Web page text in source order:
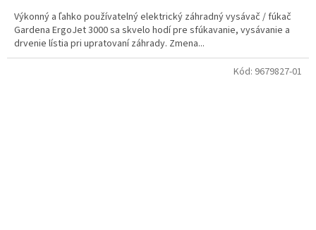
Výkonný a ľahko používatelný elektrický záhradný vysávač / fúkač
Gardena ErgoJet 3000 sa skvelo hodí pre sfúkavanie, vysávanie a
drvenie lístia pri upratovaní záhrady. Zmena...
Kód: 9679827-01